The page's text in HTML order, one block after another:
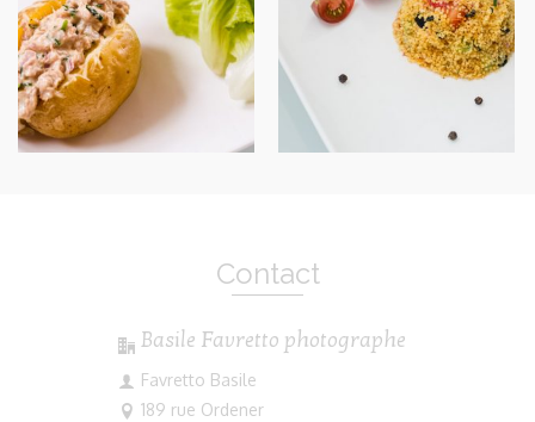
Jacket Potatoes et salade Portion de taboulé
Contact
Basile Favretto photographe
Favretto Basile
189 rue Ordener